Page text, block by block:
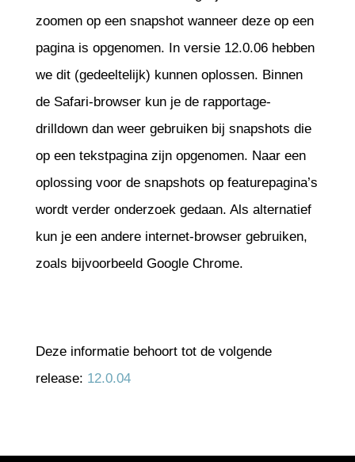
zoomen op een snapshot wanneer deze op een
pagina is opgenomen. In versie 12.0.06 hebben
we dit (gedeeltelijk) kunnen oplossen. Binnen
de Safari-browser kun je de rapportage-
drilldown dan weer gebruiken bij snapshots die
op een tekstpagina zijn opgenomen. Naar een
oplossing voor de snapshots op featurepagina’s
wordt verder onderzoek gedaan. Als alternatief
kun je een andere internet-browser gebruiken,
zoals bijvoorbeeld Google Chrome.
Deze informatie behoort tot de volgende
release: 12.0.04